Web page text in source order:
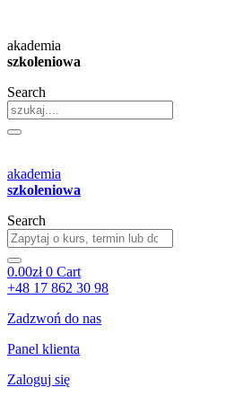
treści
akademia
szkoleniowa
Search
akademia
szkoleniowa
Search
0.00zł 0 Cart
+48 17 862 30 98
Zadzwoń do nas
Panel klienta
Zaloguj się